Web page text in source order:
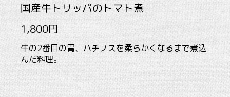
国産牛トリッパのトマト煮
1,800円
牛の2番目の胃、ハチノスを柔らかくなるまで煮込
んだ料理。